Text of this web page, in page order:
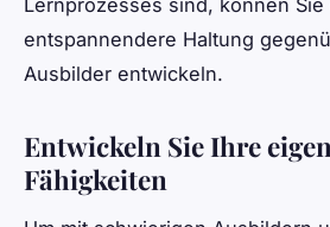
Lernprozesses sind, können Sie
entspannendere Haltung
Ausbilder entwickeln.
Entwickeln Sie Ihre
Fähigkeiten